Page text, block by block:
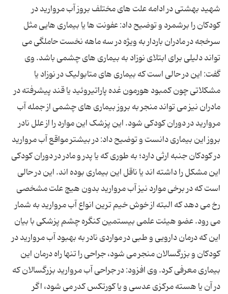
شهید بهشتی در ادامه علت‌ های مختلف بروز آب مروارید در
کودکان را برشمرد و توضیح داد: عفونت ‌ها یا بیماری ‌هایی مثل
سرخجه در مادران باردار به ویژه در سه ماهه نخست حاملگی می
‌تواند دلیلی برای ابتلای نوزاد به بیماری ‌های چشمی باشد. وی
گفت: این در حالی است که بیماری‌ های متابولیک در نوزاد یا
مشکلاتی چون کمبود هورمون غده پاراتیروئید یا قند پیشرفته در
مادران نیز می ‌تواند منجر به بروز بیماری ‌های چشمی از جمله آب
مروارید در دوران کودکی شود. این پزشک این موارد را از علل نادر
بروز این بیماری دانست و توضیح داد: در بیشتر مواقع آب مروارید
در کودکان جنبه ارثی دارد؛ به طوری که یا پدر و مادر در دوران کودکی
این مشکل را داشته ‌اند یا ناقل این بیماری بوده ‌اند. این در حالی
است که در برخی موارد نیز آب مروارید بدون هیچ علت مشخصی
رخ می ‌دهد که البته از خوش خیم ترین انواع آب مروارید به شمار
می ‌رود. عضو هیئت علمی بیستمین کنگره چشم پزشکی با بیان
این که درمان دارویی و طبی در مواردی نادر به بهبود آب مروارید در
کودکان و بزرگسالان منجر می‌ شود، جراحی را تنها راه درمان این
بیماری معرفی کرد. وی افزود: در جراحی آب مروارید بزرگسالان که
در آن یا هسته مرکزی عدسی و یا کورتکس کدر می ‌شود، اگر